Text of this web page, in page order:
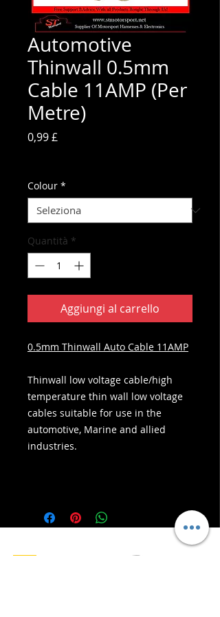
Automotive
Thinwall 0.5mm
Cable 11AMP (Per
Metre)
0,99 £
Colour *
Quantità *
Aggiungi al carrello
0.5mm Thinwall Auto Cable 11AMP
Thinwall low voltage cable/high
temperature thin wall low voltage
cables suitable for use in the
automotive, Marine and allied
industries.
Acquisti sicuri: